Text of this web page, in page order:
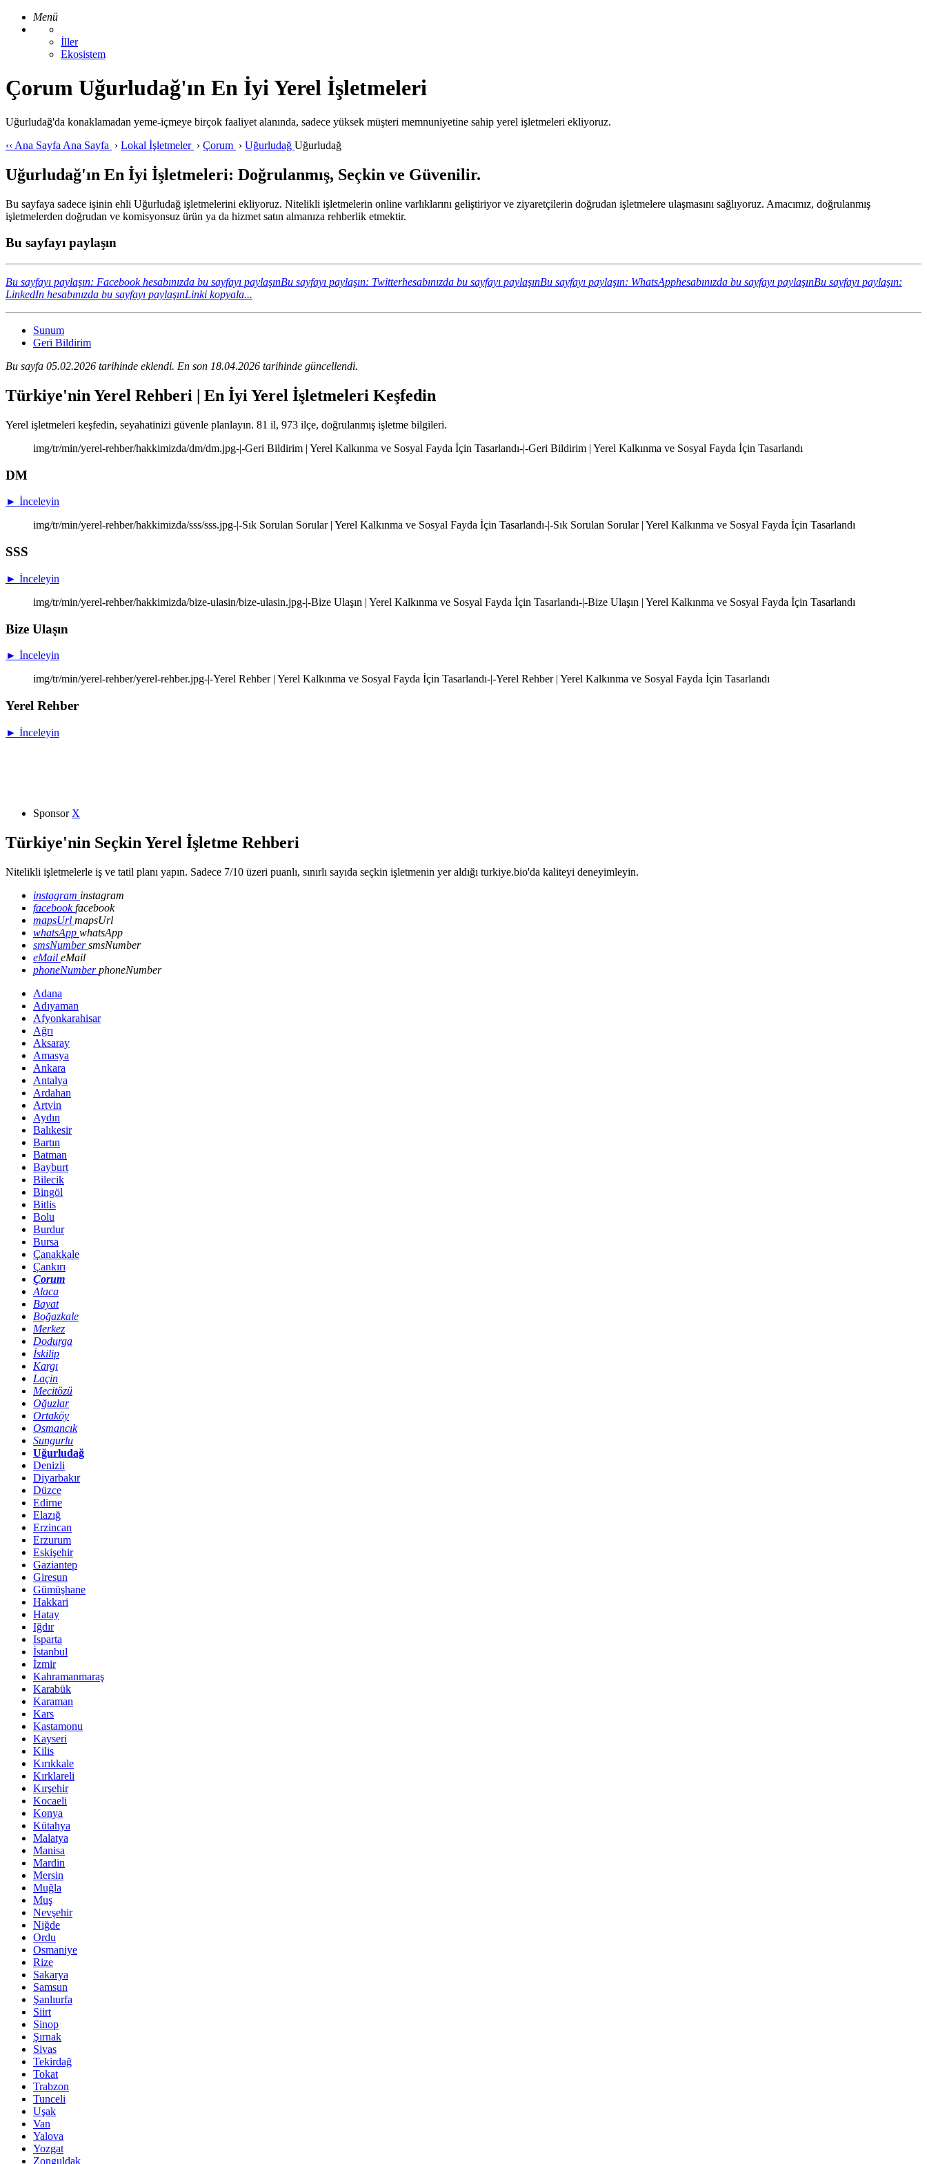
Menü
İller
Ekosistem
Çorum Uğurludağ'ın En İyi Yerel İşletmeleri
Uğurludağ'da konaklamadan yeme-içmeye birçok faaliyet alanında, sadece yüksek müşteri memnuniyetine sahip yerel işletmeleri ekliyoruz.
‹‹ Ana Sayfa Ana Sayfa › Lokal İşletmeler › Çorum › Uğurludağ Uğurludağ
Uğurludağ'ın En İyi İşletmeleri: Doğrulanmış, Seçkin ve Güvenilir.
Bu sayfaya sadece işinin ehli Uğurludağ işletmelerini ekliyoruz. Nitelikli işletmelerin online varlıklarını geliştiriyor ve ziyaretçilerin doğrudan işletmelere ulaşmasını sağlıyoruz. Amacımız, doğrulanmış
işletmelerden doğrudan ve komisyonsuz ürün ya da hizmet satın almanıza rehberlik etmektir.
Bu sayfayı paylaşın
Bu sayfayı paylaşın: Facebook hesabınızda bu sayfayı paylaşınBu sayfayı paylaşın: Twitterhesabınızda bu sayfayı paylaşınBu sayfayı paylaşın: WhatsApphesabınızda bu sayfayı paylaşınBu sayfayı paylaşın:
LinkedIn hesabınızda bu sayfayı paylaşınLinki kopyala...
Sunum
Geri Bildirim
Bu sayfa 05.02.2026 tarihinde eklendi. En son 18.04.2026 tarihinde güncellendi.
Türkiye'nin Yerel Rehberi | En İyi Yerel İşletmeleri Keşfedin
Yerel işletmeleri keşfedin, seyahatinizi güvenle planlayın. 81 il, 973 ilçe, doğrulanmış işletme bilgileri.
img/tr/min/yerel-rehber/hakkimizda/dm/dm.jpg-|-Geri Bildirim | Yerel Kalkınma ve Sosyal Fayda İçin Tasarlandı-|-Geri Bildirim | Yerel Kalkınma ve Sosyal Fayda İçin Tasarlandı
DM
► İnceleyin
img/tr/min/yerel-rehber/hakkimizda/sss/sss.jpg-|-Sık Sorulan Sorular | Yerel Kalkınma ve Sosyal Fayda İçin Tasarlandı-|-Sık Sorulan Sorular | Yerel Kalkınma ve Sosyal Fayda İçin Tasarlandı
SSS
► İnceleyin
img/tr/min/yerel-rehber/hakkimizda/bize-ulasin/bize-ulasin.jpg-|-Bize Ulaşın | Yerel Kalkınma ve Sosyal Fayda İçin Tasarlandı-|-Bize Ulaşın | Yerel Kalkınma ve Sosyal Fayda İçin Tasarlandı
Bize Ulaşın
► İnceleyin
img/tr/min/yerel-rehber/yerel-rehber.jpg-|-Yerel Rehber | Yerel Kalkınma ve Sosyal Fayda İçin Tasarlandı-|-Yerel Rehber | Yerel Kalkınma ve Sosyal Fayda İçin Tasarlandı
Yerel Rehber
► İnceleyin
Sponsor X
Türkiye'nin Seçkin Yerel İşletme Rehberi
Nitelikli işletmelerle iş ve tatil planı yapın. Sadece 7/10 üzeri puanlı, sınırlı sayıda seçkin işletmenin yer aldığı turkiye.bio'da kaliteyi deneyimleyin.
instagram instagram
facebookfacebook
mapsUrl mapsUrl
whatsApp whatsApp
smsNumbersmsNumber
eMail eMail
phoneNumberphoneNumber
Adana
Adıyaman
Afyonkarahisar
Ağrı
Aksaray
Amasya
Ankara
Antalya
Ardahan
Artvin
Aydın
Balıkesir
Bartın
Batman
Bayburt
Bilecik
Bingöl
Bitlis
Bolu
Burdur
Bursa
Çanakkale
Çankırı
Çorum
Alaca
Bayat
Boğazkale
Merkez
Dodurga
İskilip
Kargı
Laçin
Mecitözü
Oğuzlar
Ortaköy
Osmancık
Sungurlu
Uğurludağ
Denizli
Diyarbakır
Düzce
Edirne
Elazığ
Erzincan
Erzurum
Eskişehir
Gaziantep
Giresun
Gümüşhane
Hakkari
Hatay
Iğdır
Isparta
İstanbul
İzmir
Kahramanmaraş
Karabük
Karaman
Kars
Kastamonu
Kayseri
Kilis
Kırıkkale
Kırklareli
Kırşehir
Kocaeli
Konya
Kütahya
Malatya
Manisa
Mardin
Mersin
Muğla
Muş
Nevşehir
Niğde
Ordu
Osmaniye
Rize
Sakarya
Samsun
Şanlıurfa
Siirt
Sinop
Şırnak
Sivas
Tekirdağ
Tokat
Trabzon
Tunceli
Uşak
Van
Yalova
Yozgat
Zonguldak